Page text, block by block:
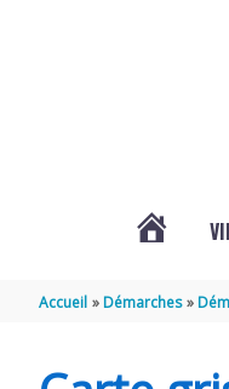
Accueil Démarches